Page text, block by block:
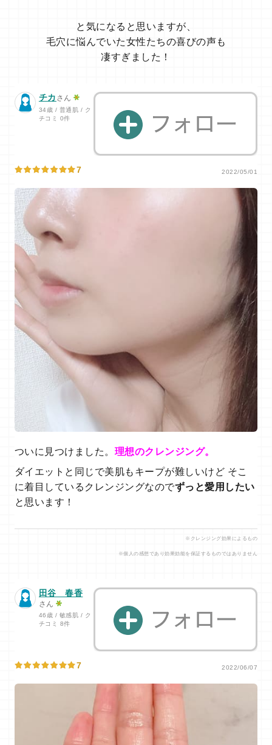
と気になると思いますが、
毛穴に悩んでいた女性たちの喜びの声も
凄すぎました！
チカ さん
34歳 / 普通肌 / ク
チコミ 0件
7 2022/05/01
ついに見つけました。 理想のクレンジング。
ダイエットと同じで美肌もキープが難しいけど そこ
に着目しているクレンジングなのでずっと愛用したい
と思います！
※クレンジング効果によるもの
※個人の感想であり効果効能を保証するものではありません
田谷 春香
さん
46歳 / 敏感肌 / ク
チコミ 8件
7 2022/06/07